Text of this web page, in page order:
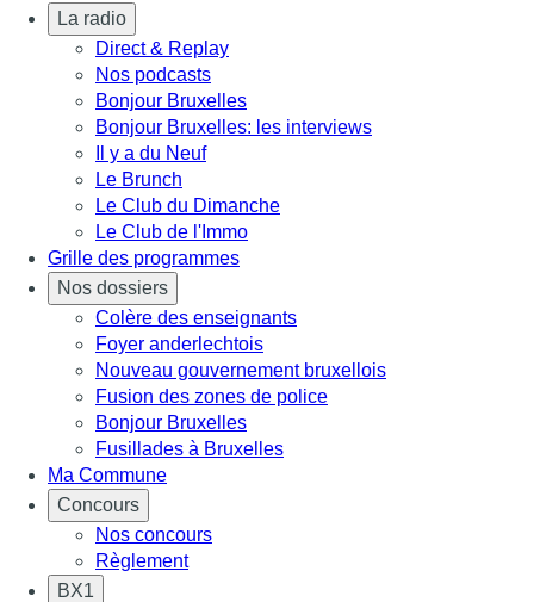
La radio
Direct & Replay
Nos podcasts
Bonjour Bruxelles
Bonjour Bruxelles: les interviews
Il y a du Neuf
Le Brunch
Le Club du Dimanche
Le Club de l'Immo
Grille des programmes
Nos dossiers
Colère des enseignants
Foyer anderlechtois
Nouveau gouvernement bruxellois
Fusion des zones de police
Bonjour Bruxelles
Fusillades à Bruxelles
Ma Commune
Concours
Nos concours
Règlement
BX1